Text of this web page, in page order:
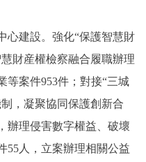
建設。強化“保護智慧財
財産權檢察融合履職辦理
等案件953件；對接“三城
，凝聚協同保護創新合
辦理侵害數字權益、破壞
55人，立案辦理相關公益